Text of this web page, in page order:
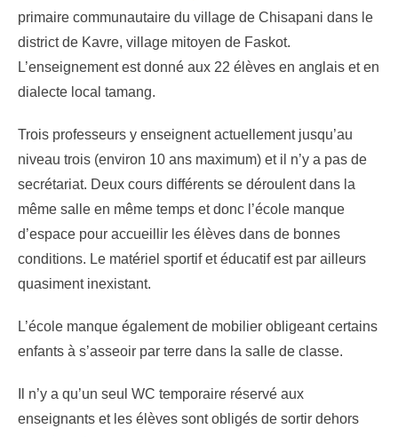
primaire communautaire du village de Chisapani dans le
district de Kavre, village mitoyen de Faskot.
L’enseignement est donné aux 22 élèves en anglais et en
dialecte local tamang.
Trois professeurs y enseignent actuellement jusqu’au
niveau trois (environ 10 ans maximum) et il n’y a pas de
secrétariat. Deux cours différents se déroulent dans la
même salle en même temps et donc l’école manque
d’espace pour accueillir les élèves dans de bonnes
conditions. Le matériel sportif et éducatif est par ailleurs
quasiment inexistant.
L’école manque également de mobilier obligeant certains
enfants à s’asseoir par terre dans la salle de classe.
Il n’y a qu’un seul WC temporaire réservé aux
enseignants et les élèves sont obligés de sortir dehors